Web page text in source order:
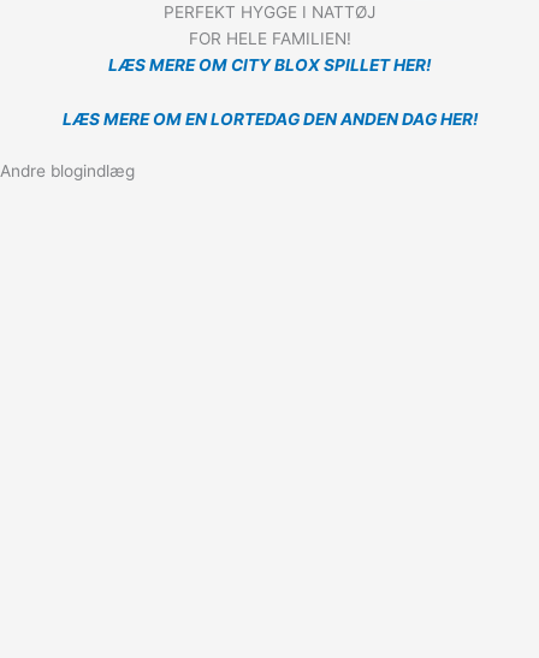
PERFEKT HYGGE I NATTØJ
FOR HELE FAMILIEN!
LÆS MERE OM CITY BLOX SPILLET HER!
LÆS MERE OM EN LORTEDAG DEN ANDEN DAG HER!
Andre blogindlæg